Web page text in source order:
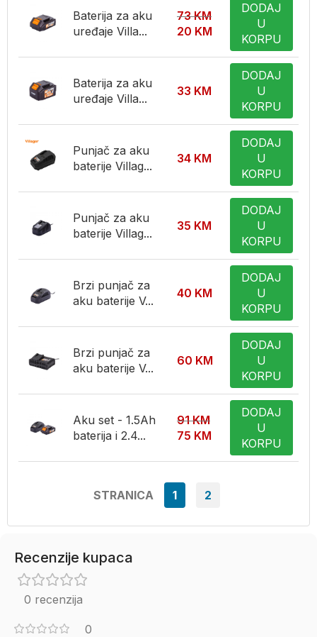
Baterija za aku
uređaje Villa...
73KM
20 KM
DODAJ
U
KORPU
Baterija za aku
uređaje Villa...
33 KM
DODAJ
U
KORPU
Punjač za aku
baterije Villag...
34 KM
DODAJ
U
KORPU
Punjač za aku
baterije Villag...
35 KM
DODAJ
U
KORPU
Brzi punjač za
aku baterije V...
40 KM
DODAJ
U
KORPU
Brzi punjač za
aku baterije V...
60 KM
DODAJ
U
KORPU
Aku set - 1.5Ah
baterija i 2.4...
91KM
75 KM
DODAJ
U
KORPU
STRANICA 1 2
Recenzije kupaca
0 recenzija
0